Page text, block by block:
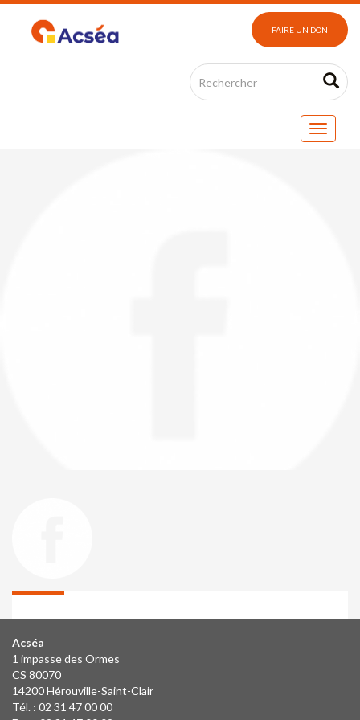
FAIRE UN DON
Acséa
1 impasse des Ormes
CS 80070
14200 Hérouville-Saint-Clair
Tél. : 02 31 47 00 00